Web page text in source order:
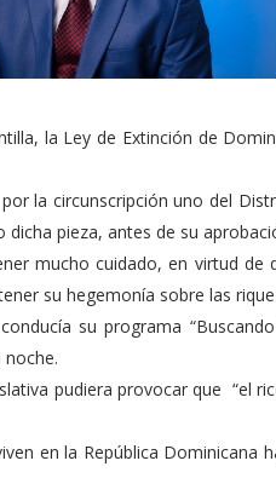
la Ley de Extinción de
la circunscripción uno del
pieza, antes de su
mucho cuidado, en virtud
su hegemonía sobre las
su programa
pudiera provocar que “el
en la República Dominicana